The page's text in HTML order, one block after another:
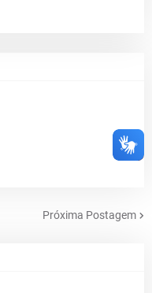
Próxima Postagem